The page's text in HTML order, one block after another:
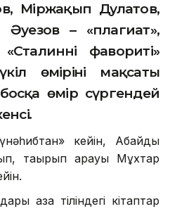
Міржақып Дулатов,
– «плагиат»,
фавориті»
өміріңнің мақсаты
өмір сүргендей
кейін, Абайды
тақырып арқауы Мұхтар
қазақ тіліндегі кітаптар